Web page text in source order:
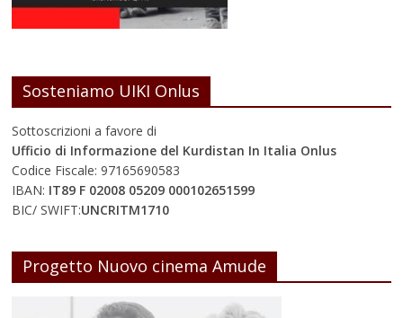
Sosteniamo UIKI Onlus
Sottoscrizioni a favore di
Ufficio di Informazione del Kurdistan In Italia Onlus
Codice Fiscale: 97165690583
IBAN: IT89 F 02008 05209 000102651599
BIC/ SWIFT:UNCRITM1710
Progetto Nuovo cinema Amude